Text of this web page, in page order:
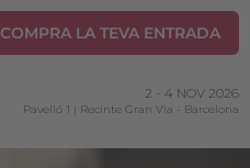
COMPRA LA TEVA ENTRADA
2 - 4 NOV 2026
Pavelló 1 | Recinte Gran Via - Barcelona